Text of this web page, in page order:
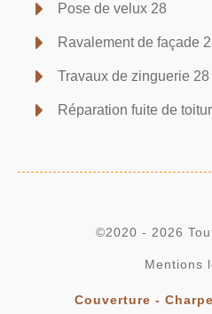
Pose de velux 28
Ravalement de façade
Travaux de zinguerie 28
Réparation fuite de
©2020 - 2026
Mentions
Couverture -